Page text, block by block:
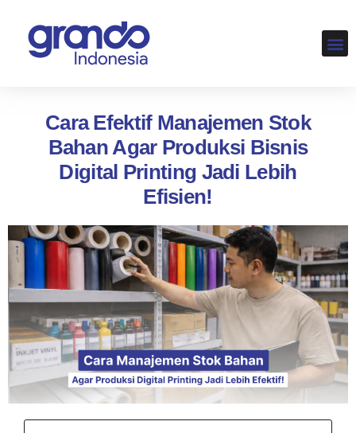
Cara Efektif Manajemen Stok
Bahan Agar Produksi Bisnis
Digital Printing Jadi Lebih
Efisien!